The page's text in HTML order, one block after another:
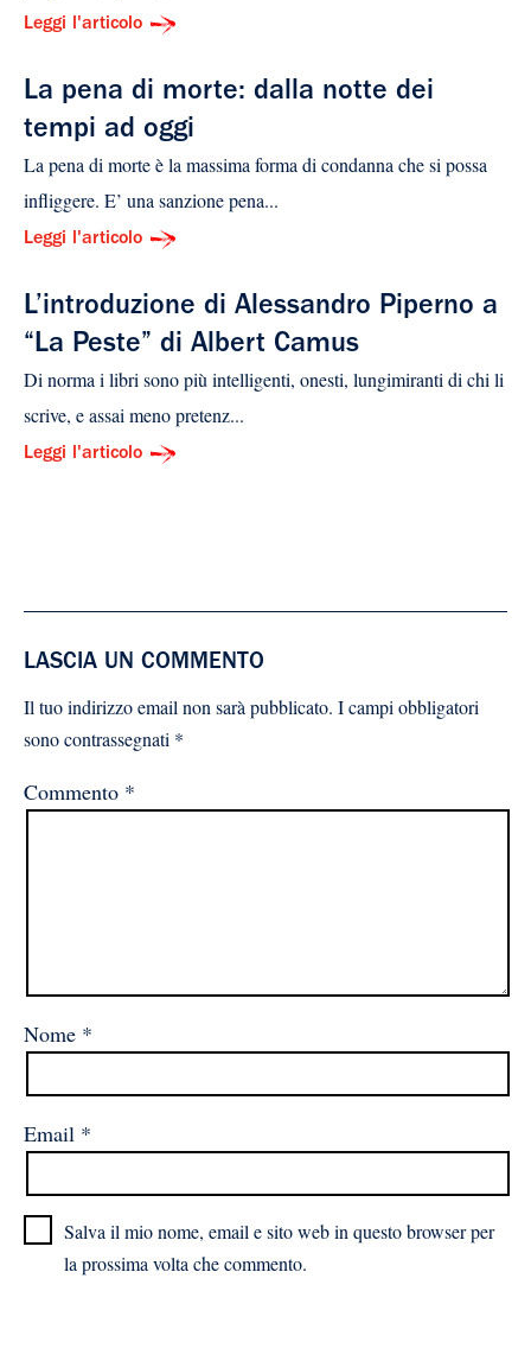
Leggi l'articolo
La pena di morte: dalla notte dei
tempi ad oggi
La pena di morte è la massima forma di condanna che si possa
infliggere. E’ una sanzione pena...
Leggi l'articolo
L’introduzione di Alessandro Piperno a
“La Peste” di Albert Camus
Di norma i libri sono più intelligenti, onesti, lungimiranti di chi li
scrive, e assai meno pretenz...
Leggi l'articolo
LASCIA UN COMMENTO
Il tuo indirizzo email non sarà pubblicato. I campi obbligatori
sono contrassegnati *
Commento *
Nome *
Email *
Salva il mio nome, email e sito web in questo browser per
la prossima volta che commento.